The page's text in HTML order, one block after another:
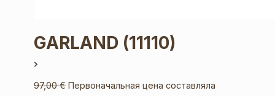
GARLAND (11110)
97,00€ Первоначальная цена составляла